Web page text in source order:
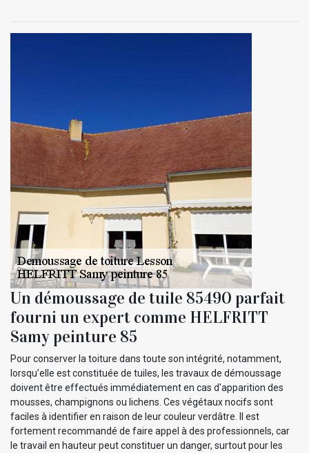
Un démoussage de tuile 85490 parfait
fourni un expert comme HELFRITT
Samy peinture 85
Pour conserver la toiture dans toute son intégrité, notamment,
lorsqu’elle est constituée de tuiles, les travaux de démoussage
doivent être effectués immédiatement en cas d'apparition des
mousses, champignons ou lichens. Ces végétaux nocifs sont
faciles à identifier en raison de leur couleur verdâtre. Il est
fortement recommandé de faire appel à des professionnels, car
le travail en hauteur peut constituer un danger, surtout pour les